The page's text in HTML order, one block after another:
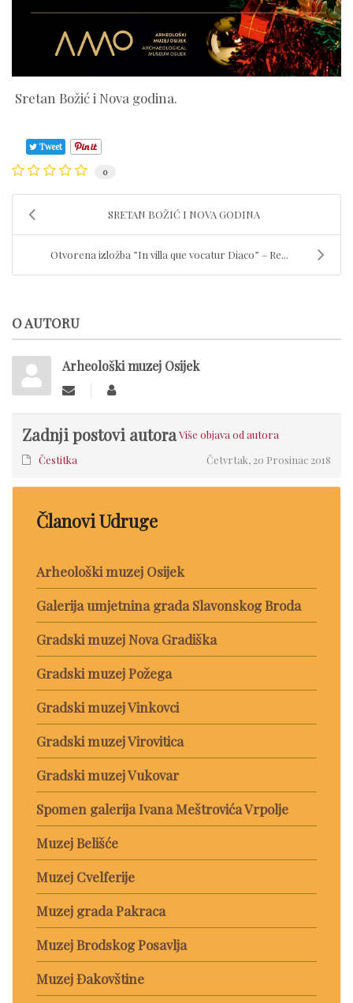
Sretan Božić i Nova godina.
Tweet
0
SRETAN BOŽIĆ I NOVA GODINA
Otvorena izložba ”In villa que vocatur Diaco” – Re...
O AUTORU
Arheološki muzej Osijek
Zadnji postovi autoraViše objava od autora
Četvrtak, 20 Prosinac 2018
Čestitka
Članovi Udruge
Arheološki muzej Osijek
Galerija umjetnina grada Slavonskog Broda
Gradski muzej Nova Gradiška
Gradski muzej Požega
Gradski muzej Vinkovci
Gradski muzej Virovitica
Gradski muzej Vukovar
Spomen galerija Ivana Meštrovića Vrpolje
Muzej Belišće
Muzej Cvelferije
Muzej grada Pakraca
Muzej Brodskog Posavlja
Muzej Đakovštine